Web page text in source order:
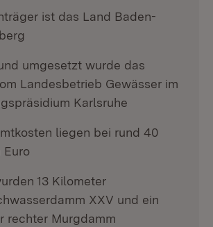
ist das Land Baden-
umgesetzt wurde das
Landesbetrieb Gewässer im
Karlsruhe
liegen bei rund 40
Euro
13 Kilometer
XXV und ein
rechter Murgdamm